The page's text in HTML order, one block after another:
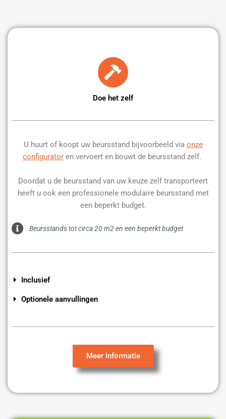
Doe het zelf
U huurt of koopt uw beursstand bijvoorbeeld via onze
configurator en vervoert en bouwt de beursstand zelf.
Doordat u de beursstand van uw keuze zelf transporteert
heeft u ook een professionele modulaire beursstand met
een beperkt budget.
Beursstands tot circa 20 m2 en een beperkt budget
Inclusief
Optionele aanvullingen
Meer Informatie